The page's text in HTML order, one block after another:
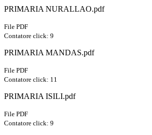
PRIMARIA NURALLAO.pdf
File PDF
Contatore click: 9
PRIMARIA MANDAS.pdf
File PDF
Contatore click: 11
PRIMARIA ISILI.pdf
File PDF
Contatore click: 9